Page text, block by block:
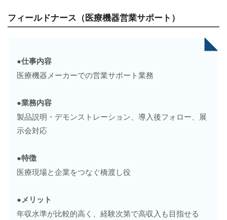
フィールドナース（医療機器営業サポート）
●仕事内容
医療機器メーカーでの営業サポート業務
●業務内容
製品説明・デモンストレーション、導入後フォロー、展
示会対応
●特徴
医療現場と企業をつなぐ橋渡し役
●メリット
年収水準が比較的高く、経験次第で高収入も目指せる